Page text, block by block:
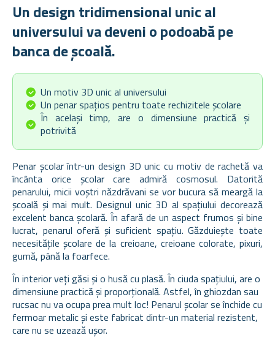
Un design tridimensional unic al
universului va deveni o podoabă pe
banca de școală.
Un motiv 3D unic al universului
Un penar spațios pentru toate rechizitele școlare
În același timp, are o dimensiune practică și
potrivită
Penar școlar într-un design 3D unic cu motiv de rachetă va
încânta orice școlar care admiră cosmosul. Datorită
penarului, micii voștri năzdrăvani se vor bucura să meargă la
școală și mai mult. Designul unic 3D al spațiului decorează
excelent banca școlară. În afară de un aspect frumos și bine
lucrat, penarul oferă și suficient spațiu. Găzduiește toate
necesitățile școlare de la creioane, creioane colorate, pixuri,
gumă, până la foarfece.
În interior veți găsi și o husă cu plasă. În ciuda spațiului, are o
dimensiune practică și proporțională. Astfel, în ghiozdan sau
rucsac nu va ocupa prea mult loc! Penarul școlar se închide cu
fermoar metalic și este fabricat dintr-un material rezistent,
care nu se uzează ușor.